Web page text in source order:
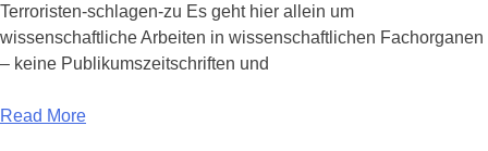
Terroristen-schlagen-zu Es geht hier allein um
wissenschaftliche Arbeiten in wissenschaftlichen Fachorganen
– keine Publikumszeitschriften und
Read More